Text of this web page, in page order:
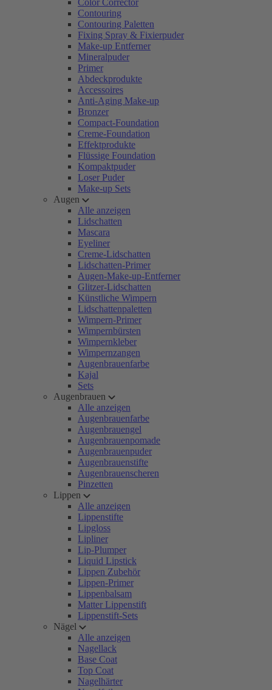
Color Corrector
Contouring
Contouring Paletten
Fixing Spray & Fixierpuder
Make-up Entferner
Mineralpuder
Primer
Abdeckprodukte
Accessoires
Anti-Aging Make-up
Bronzer
Compact-Foundation
Creme-Foundation
Effektprodukte
Flüssige Foundation
Kompaktpuder
Loser Puder
Make-up Sets
Augen
Alle anzeigen
Lidschatten
Mascara
Eyeliner
Creme-Lidschatten
Lidschatten-Primer
Augen-Make-up-Entferner
Glitzer-Lidschatten
Künstliche Wimpern
Lidschattenpaletten
Wimpern-Primer
Wimpernbürsten
Wimpernkleber
Wimpernzangen
Augenbrauenfarbe
Kajal
Sets
Augenbrauen
Alle anzeigen
Augenbrauenfarbe
Augenbrauengel
Augenbrauenpomade
Augenbrauenpuder
Augenbrauenstifte
Augenbrauenscheren
Pinzetten
Lippen
Alle anzeigen
Lippenstifte
Lipgloss
Lipliner
Lip-Plumper
Liquid Lipstick
Lippen Zubehör
Lippen-Primer
Lippenbalsam
Matter Lippenstift
Lippenstift-Sets
Nägel
Alle anzeigen
Nagellack
Base Coat
Top Coat
Nagelhärter